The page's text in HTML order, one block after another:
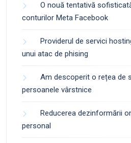
O nouă tentativă
conturilor Meta Facebook
Providerul de servici
unui atac de phising
Am descoperit o rețea de
persoanele vârstnice
Reducerea dezinformării
personal